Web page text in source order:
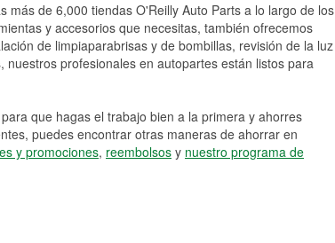
más de 6,000 tiendas O'Reilly Auto Parts a lo largo de los
y accesorios que necesitas, también ofrecemos
de limpiaparabrisas y de bombillas, revisión de la luz
profesionales en autopartes están listos para
que hagas el trabajo bien a la primera y ahorres
puedes encontrar otras maneras de ahorrar en
y promociones, reembolsos y nuestro programa de